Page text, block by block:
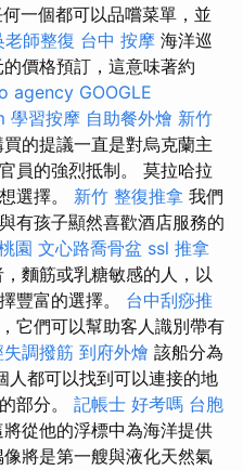
一個都可以品嚐菜單，並
老師整復 台中 按摩 海洋巡
價格預訂，這意味著約
agency GOOGLE
學習按摩 自助餐外燴 新竹
的提議一直是對烏克蘭主
員的強烈抵制。 莫拉哈拉
選擇。 新竹 整復推拿 我們
有孩子顯然喜歡酒店服務的
園 文心路喬骨盆 ssl 推拿
麵筋或乳糖敏感的人，以
豐富的選擇。 台中刮痧推
它們可以幫助客人識別帶有
調撥筋 到府外燴 該船分為
人都可以找到可以連接的地
部分。 記帳士 好考嗎 台胞
將從他的浮標中為海洋提供
將是第一艘與液化天然氣